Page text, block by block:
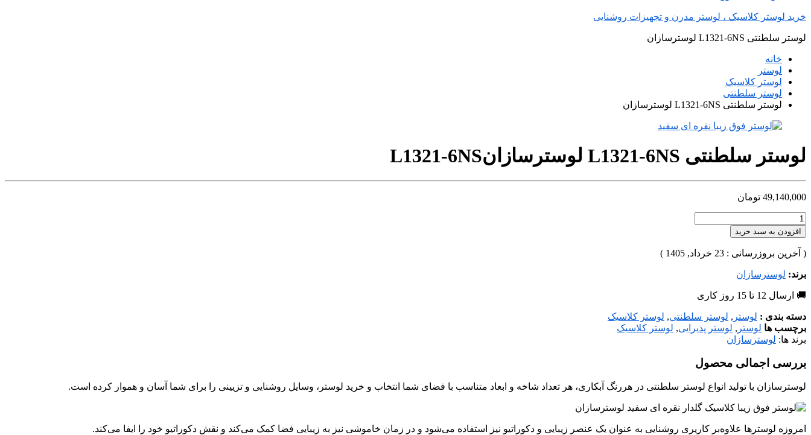
خرید لوستر کلاسیک ، لوستر مدرن و تجهیزات روشنایی
لوستر سلطنتی L1321-6NS لوسترسازان
خانه
لوستر
لوستر کلاسیک
لوستر سلطنتی
لوستر سلطنتی L1321-6NS لوسترسازان
لوستر سلطنتی L1321-6NS لوسترسازان L1321-6NS
49,140,000 تومان
افزودن به سبد خرید
( آخرین بروزرسانی : 23 خرداد, 1405 )
برند: لوسترسازان
🚚 ارسال 12 تا 15 روز کاری
دسته بندی : لوستر , لوستر سلطنتی, لوستر کلاسیک
برچسب ها لوستر , لوستر پذیرایی, لوستر کلاسیک
برند ها: لوسترسازان
بررسی اجمالی محصول
لوسترسازان با تولید انواع لوستر سلطنتی در هررنگ آبکاری، هر تعداد شاخه و ابعاد متناسب با فضای شما انتخاب و خرید لوستر، وسایل روشنایی و تزیینی را برای شما آسان و هموار کرده است.
امروزه لوسترها علاوه‌بر کاریری روشنایی به عنوان یک عنصر زیبایی و دکوراتیو نیز استفاده می‌شود و در زمان خاموشی نیز به زیبایی فضا کمک می‌کند و نقش دکوراتیو خود را ایفا می‌کند.